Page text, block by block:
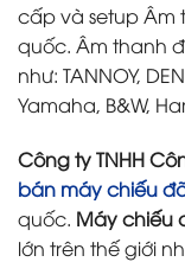
cấp và setup Âm
quốc. Âm thanh
như: TANNOY,
Yamaha, B&W,
Công ty TNHH
bán máy chiếu
quốc. Máy chiếu
lớn trên thế giới